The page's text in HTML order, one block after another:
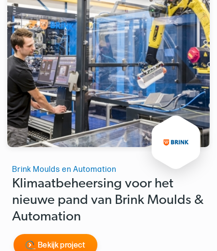
Brink Moulds en Automation
Klimaatbeheersing voor het
nieuwe pand van Brink Moulds &
Automation
Bekijk project